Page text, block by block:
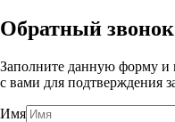
Обратный звонок
Заполните данную форму и
с вами для подтверждения
Имя